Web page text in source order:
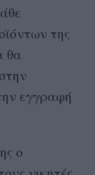
της
θα
εγγραφή
o